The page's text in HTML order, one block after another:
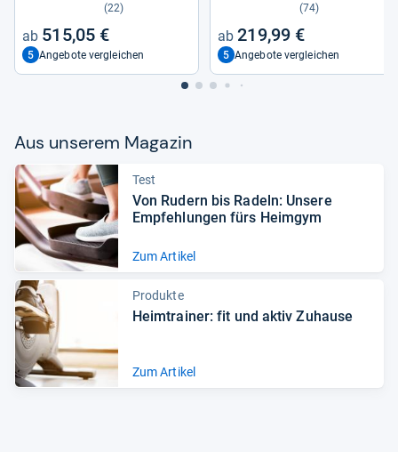
(22)
515,05 €
5 Angebote vergleichen
(74)
219,99 €
5 Angebote vergleichen
Aus unse­rem Maga­zin
Test
Von Rudern bis Radeln: Unsere
Emp­feh­lun­gen fürs Heim­gym
Zum Artikel
Produkte
Heim­trai­ner: fit und aktiv Zuhause
Zum Artikel